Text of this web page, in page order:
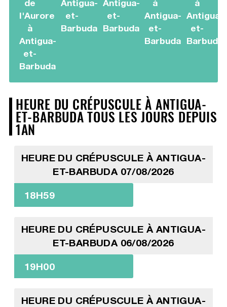
de
l'Aurore
à
Antigua-
et-
Barbuda
Antigua-
et-
Barbuda
Antigua-
et-
Barbuda
à
Antigua-
et-
Barbuda
à
Antigua-
et-
Barbuda
HEURE DU CRÉPUSCULE À ANTIGUA-
ET-BARBUDA TOUS LES JOURS DEPUIS
1AN
HEURE DU CRÉPUSCULE À ANTIGUA-
ET-BARBUDA 07/08/2026
18H59
HEURE DU CRÉPUSCULE À ANTIGUA-
ET-BARBUDA 06/08/2026
19H00
HEURE DU CRÉPUSCULE À ANTIGUA-